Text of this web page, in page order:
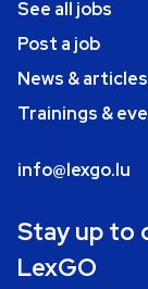
See all jobs
Post a job
News & articles
Trainings &
info@lexgo.lu
Stay up to
LexGO